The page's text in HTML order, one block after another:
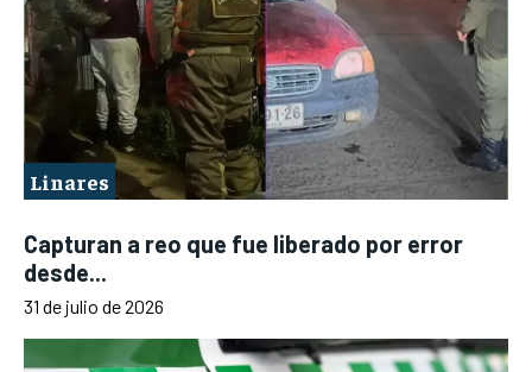
Linares
Capturan a reo que fue liberado por error
desde...
31 de julio de 2026